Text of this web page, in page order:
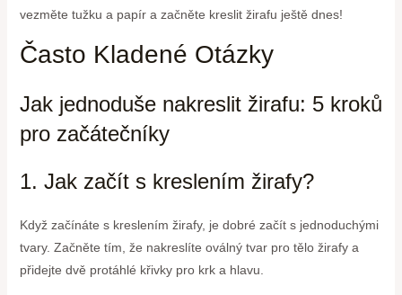
vezměte tužku a papír a začněte kreslit žirafu ještě dnes!
Často Kladené Otázky
Jak jednoduše nakreslit žirafu: 5 kroků
pro začátečníky
1. Jak začít s kreslením žirafy?
Když začínáte s kreslením žirafy, je dobré začít s jednoduchými
tvary. Začněte tím, že nakreslíte oválný tvar pro tělo žirafy a
přidejte dvě protáhlé křivky pro krk a hlavu.